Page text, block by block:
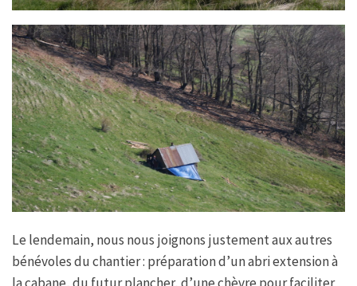
Le lendemain, nous nous joignons justement aux autres
bénévoles du chantier : préparation d’un abri extension à